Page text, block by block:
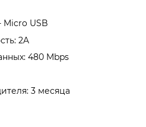
Micro USB
2A
480 Mbps
3 месяца